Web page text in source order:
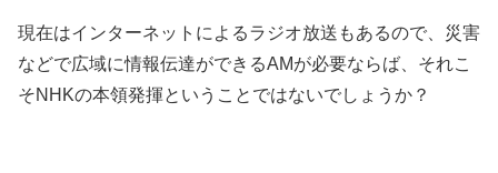
現在はインターネットによるラジオ放送もあるので、災害
などで広域に情報伝達ができるAMが必要ならば、それこ
そNHKの本領発揮ということではないでしょうか？